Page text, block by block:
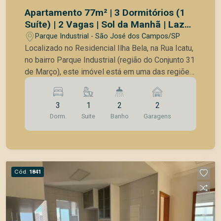
Apartamento 77m² | 3 Dormitórios (1
Suíte) | 2 Vagas | Sol da Manhã | Lazer
Completo | Parque Industrial | SJC
Parque Industrial - São José dos Campos/SP
Localizado no Residencial Ilha Bela, na Rua Icatu,
no bairro Parque Industrial (região do Conjunto 31
de Março), este imóvel está em uma das regiões
mais estratégicas de São José dos Campos.
Bairro consolidado, com perfil residencial,
excelente infraestrutura e fácil acesso à Rodovia
Presidente Dutra, ideal para quem busca
praticidade no dia a dia e mobilidade. Um
de cabeça com obra e já busca conforto imediato.
Diferenciais do apartamento: 77 m² muito bem
distribuídos Sol da manhã (mais conforto térmico
e iluminação natural) 3 dormitórios sendo 1 suíte
1 dormitório adaptado para closet ou escritório
3
Dorm.
1
Suite
2
Banho
2
Garagens
Cód. 1841